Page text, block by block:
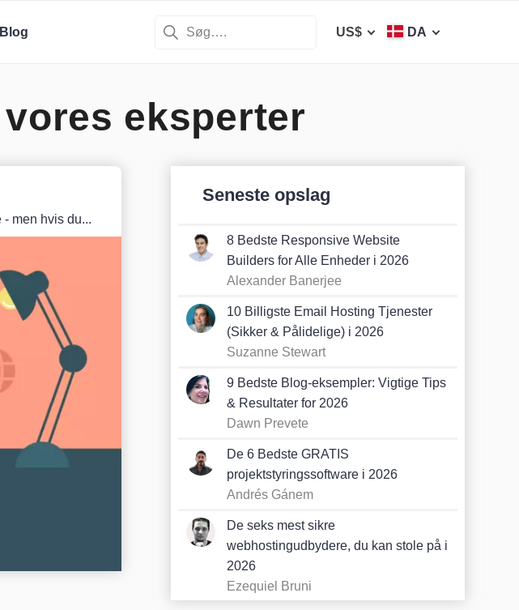
Blog US$ DA
eksperter
men hvis du...
Seneste opslag
8 Bedste Responsive Website
Builders for Alle Enheder i 2026
Alexander Banerjee
10 Billigste Email Hosting Tjenester
(Sikker & Pålidelige) i 2026
Suzanne Stewart
9 Bedste Blog-eksempler: Vigtige Tips
& Resultater for 2026
Dawn Prevete
De 6 Bedste GRATIS
projektstyringssoftware i 2026
Andrés Gánem
De seks mest sikre
webhostingudbydere, du kan stole på i
2026
Ezequiel Bruni